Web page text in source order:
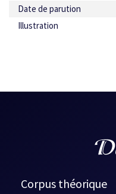
Date de parution
Illustration
Corpus théorique